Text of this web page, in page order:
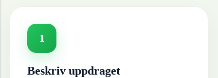
1
Beskriv uppdraget